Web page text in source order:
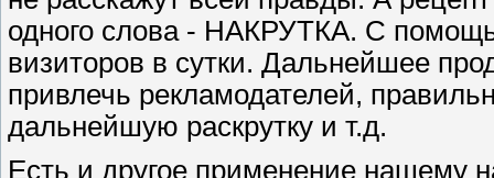
одного слова - НАКРУТКА. С
визиторов в сутки. Дальнейшее
привлечь рекламодателей,
дальнейшую раскрутку и т.д.
Есть и другое применение нашему